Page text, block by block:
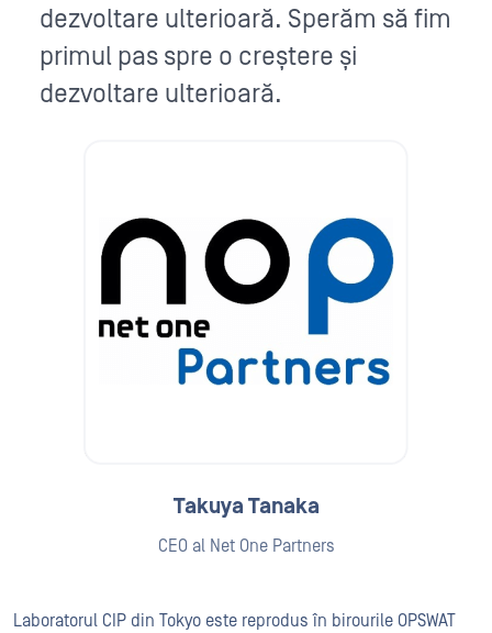
dezvoltare ulterioară. Sperăm să fim
primul pas spre o creștere și
dezvoltare ulterioară.
Takuya Tanaka
CEO al Net One Partners
Laboratorul CIP din Tokyo este reprodus în birourile OPSWAT